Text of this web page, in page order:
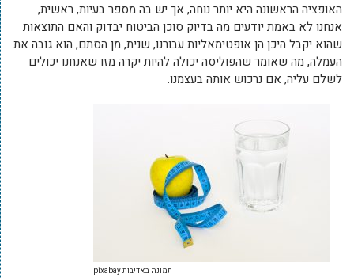
האופציה הראשונה היא יותר נוחה, אך יש בה מספר בעיות, ראשית,
אנחנו לא באמת יודעים מה בדיוק סוכן הביטוח יבדוק והאם התוצאות
שהוא יקבל היכן הן אופטימאליות עבורנו, שנית, מן הסתם, הוא גובה את
העמלה, מה שאומר שהפוליסה יכולה להיות יקרה מזו שאנחנו יכולים
לשלם עליה, אם נרכוש אותה בעצמנו.
תמונה באדיבות pixabay